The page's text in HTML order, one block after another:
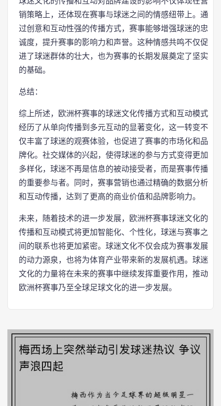
销策略上，还体现在赛事与球迷之间的情感纽带上。通
过创意和互动性强的传播方式，赛事能够增强球迷的忠
诚度，提升赛事的影响力和声誉。这种情感共鸣不仅促
进了球迷群体的壮大，也为赛事的长期发展奠定了坚实
的基础。
总结：
综上所述，欧洲杯赛事的球迷文化传播方式和互动模式
经历了从单向传播到多元互动的显著变化，这一转变不
仅丰富了球迷的观赛体验，也促进了赛事的市场化和品
牌化。社交媒体的兴起，使得球迷的参与方式变得更加
多样化，球迷不再是信息的被动接受者，而是赛事传播
的重要参与者。同时，赛事营销也通过精确的数据分析
和互动传播，达到了更高的商业价值和品牌影响力。
未来，随着技术的进一步发展，欧洲杯赛事球迷文化的
传播和互动模式将更加智能化、个性化，球迷与赛事之
间的联系也将更加紧密。球迷文化不仅会成为赛事发展
的动力源泉，也将为体育产业带来新的发展机遇。球迷
文化的力量将在未来的赛事中继续发挥重要作用，推动
欧洲杯赛事乃至全球足球文化的进一步发展。